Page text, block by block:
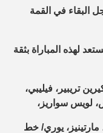
البقاء في القمة
لهذه المباراة بثقة
تريبير، فيليبي،
لويس سواريز،
يوري/ خط